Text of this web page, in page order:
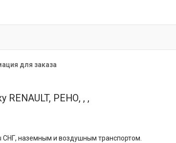
для заказа
RENAULT, РЕНО, , ,
СНГ, наземным и воздушным транспортом.